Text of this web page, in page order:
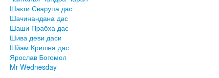
Шакти Сварупа дас
Шачинандана дас
Шаши Прабха дас
Шива деви даси
Шйам Кришна дас
Ярослав Богомол
Mr Wednesday